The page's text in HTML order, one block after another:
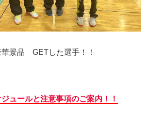
景品 GETした選手！！
ュールと注意事項のご案内！！